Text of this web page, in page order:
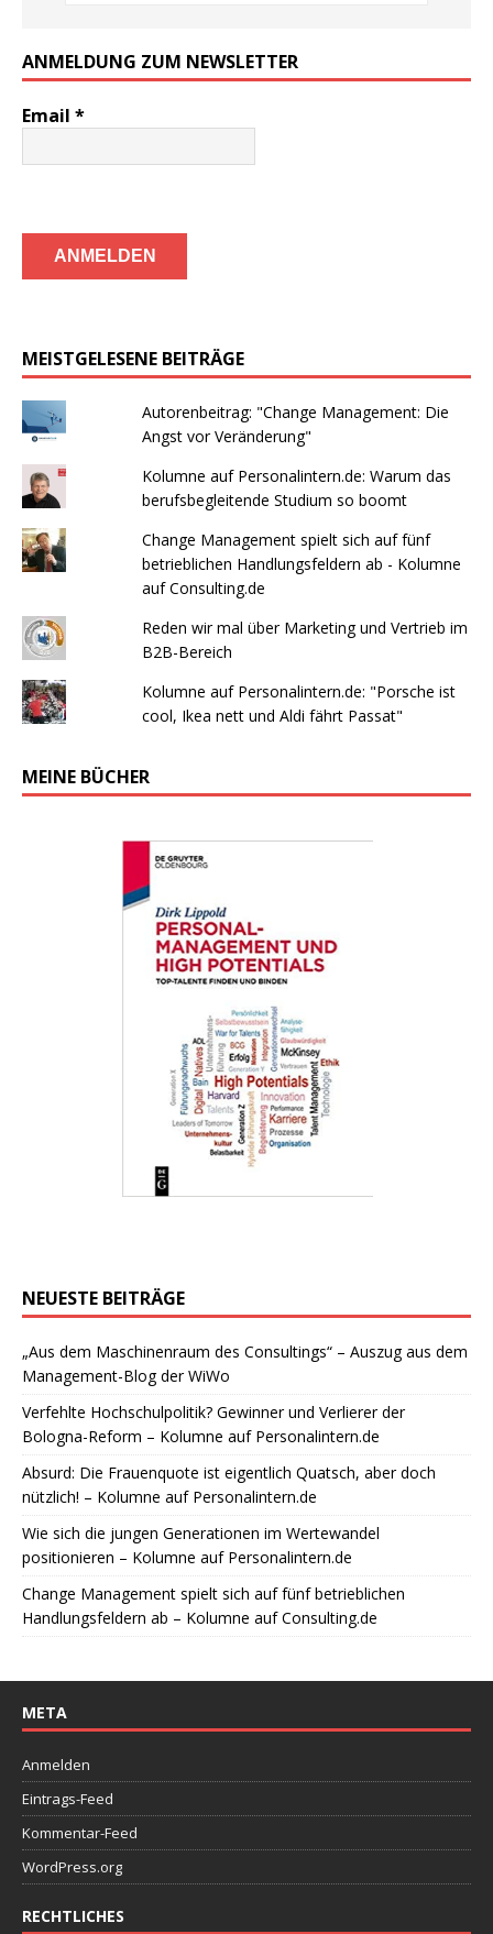
ANMELDUNG ZUM NEWSLETTER
Email *
MEISTGELESENE BEITRÄGE
Autorenbeitrag: "Change Management: Die
Angst vor Veränderung"
Kolumne auf Personalintern.de: Warum das
berufsbegleitende Studium so boomt
Change Management spielt sich auf fünf
betrieblichen Handlungsfeldern ab - Kolumne
auf Consulting.de
Reden wir mal über Marketing und Vertrieb im
B2B-Bereich
Kolumne auf Personalintern.de: "Porsche ist
cool, Ikea nett und Aldi fährt Passat"
MEINE BÜCHER
NEUESTE BEITRÄGE
„Aus dem Maschinenraum des Consultings“ – Auszug aus dem
Management-Blog der WiWo
Verfehlte Hochschulpolitik? Gewinner und Verlierer der
Bologna-Reform – Kolumne auf Personalintern.de
Absurd: Die Frauenquote ist eigentlich Quatsch, aber doch
nützlich! – Kolumne auf Personalintern.de
Wie sich die jungen Generationen im Wertewandel
positionieren – Kolumne auf Personalintern.de
Change Management spielt sich auf fünf betrieblichen
Handlungsfeldern ab – Kolumne auf Consulting.de
META
Anmelden
Eintrags-Feed
Kommentar-Feed
WordPress.org
RECHTLICHES